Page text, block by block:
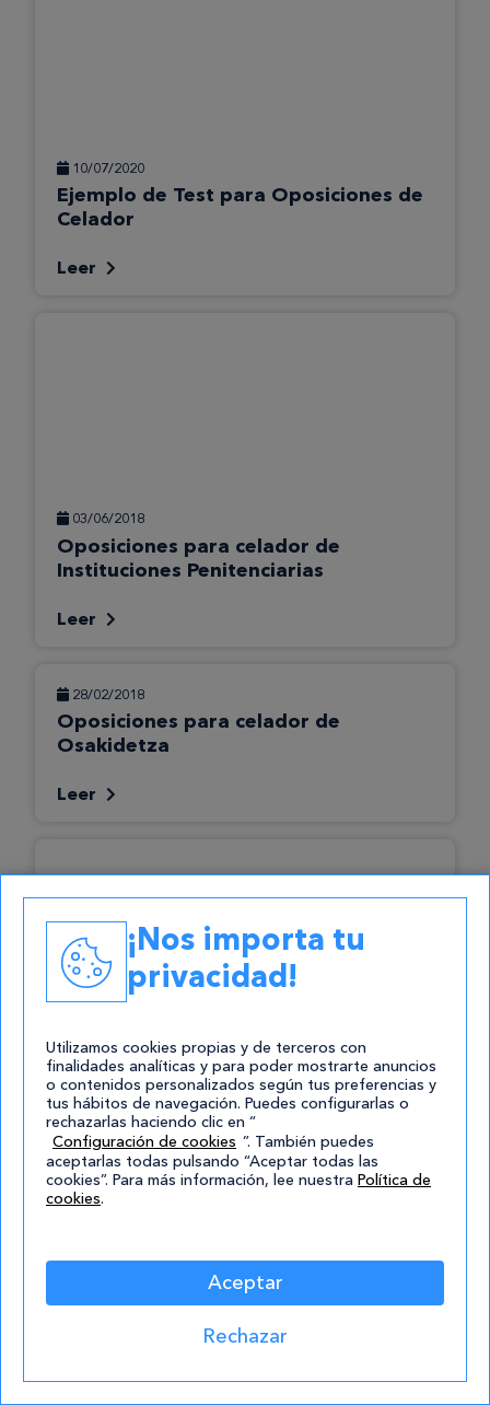
10/07/2020
Ejemplo de Test para Oposiciones de
Celador
Leer
03/06/2018
Oposiciones para celador de
Instituciones Penitenciarias
Leer
28/02/2018
Oposiciones para celador de
Osakidetza
Leer
26/02/2018
Oposiciones para celador de la
Agencia Valenciana de Salud
Leer
Suscríbete a nuestra
newsletter
¡Nos importa tu
privacidad!
Utilizamos cookies propias y de terceros con
finalidades analíticas y para poder mostrarte anuncios
o contenidos personalizados según tus preferencias y
tus hábitos de navegación. Puedes configurarlas o
rechazarlas haciendo clic en “
Configuración de cookies ”. También puedes
aceptarlas todas pulsando “Aceptar todas las
cookies”. Para más información, lee nuestra Política de
cookies.
Aceptar
Rechazar